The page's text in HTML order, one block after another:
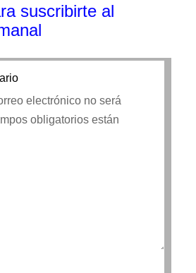
suscribirte al
electrónico no será
obligatorios están